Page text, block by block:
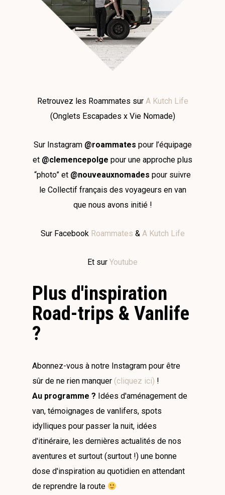
Retrouvez les Roammates sur A Kutch Life
(Onglets Escapades x Vie Nomade)
Sur Instagram @roammates pour l’équipage
et @clemencepolge pour une approche plus
“photo” et @nouveauxnomades pour suivre
le Collectif français des voyageurs en van
que nous avons initié !
Sur Facebook Roammates & A Kutch Life
Et sur Youtube
Plus d'inspiration
Road-trips & Vanlife
?
Abonnez-vous à notre Instagram pour être
sûr de ne rien manquer (cliquez ici) !
Au programme ? Idées d'aménagement de
van, témoignages de vanlifers, spots
idylliques pour passer la nuit, idées
d'itinéraire, les dernières actualités de nos
aventures et surtout (surtout !) une bonne
dose d'inspiration au quotidien en attendant
de reprendre la route